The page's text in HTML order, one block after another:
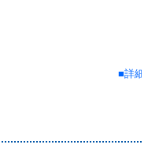
■詳細情